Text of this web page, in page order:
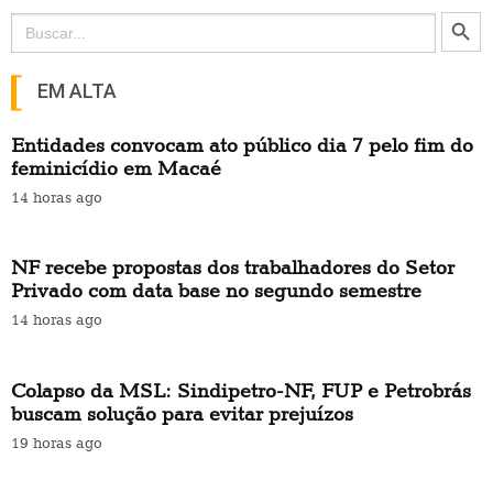
Search
for:
Search Button
EM ALTA
Entidades convocam ato público dia 7 pelo fim do
feminicídio em Macaé
14 horas ago
NF recebe propostas dos trabalhadores do Setor
Privado com data base no segundo semestre
14 horas ago
Colapso da MSL: Sindipetro-NF, FUP e Petrobrás
buscam solução para evitar prejuízos
19 horas ago